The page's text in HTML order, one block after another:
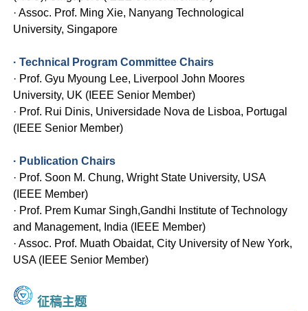
· Assoc. Prof. Ming Xie, Nanyang Technological
University, Singapore
· Technical Program Committee Chairs
· Prof. Gyu Myoung Lee, Liverpool John Moores
University, UK (IEEE Senior Member)
· Prof. Rui Dinis, Universidade Nova de Lisboa, Portugal
(IEEE Senior Member)
· Publication Chairs
· Prof. Soon M. Chung, Wright State University, USA
(IEEE Member)
· Prof. Prem Kumar Singh,Gandhi Institute of Technology
and Management, India (IEEE Member)
· Assoc. Prof. Muath Obaidat, City University of New York,
USA (IEEE Senior Member)
征稿主题